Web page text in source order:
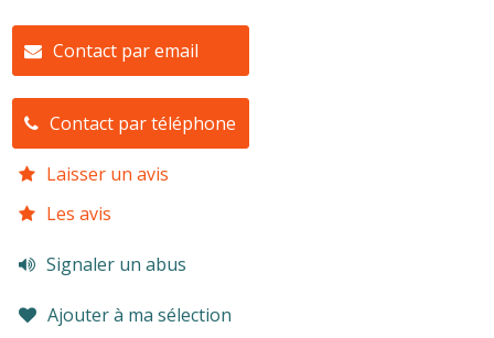
Contact par email
Contact par téléphone
Laisser un avis
Les avis
Signaler un abus
Ajouter à ma sélection